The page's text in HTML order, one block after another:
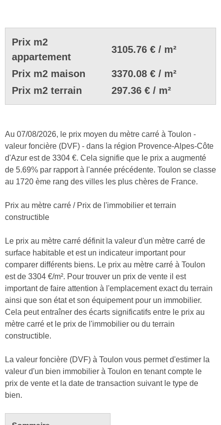
Prix m2
appartement
3105.76 € / m²
Prix m2 maison
3370.08 € / m²
Prix m2 terrain
297.36 € / m²
Au 07/08/2026, le prix moyen du mètre carré à Toulon -
valeur foncière (DVF) - dans la région Provence-Alpes-Côte
d'Azur est de 3304 €. Cela signifie que le prix a augmenté
de 5.69% par rapport à l'année précédente. Toulon se classe
au 1720 ème rang des villes les plus chères de France.
Prix au mètre carré / Prix de l'immobilier et terrain
constructible
Le prix au mètre carré définit la valeur d'un mètre carré de
surface habitable et est un indicateur important pour
comparer différents biens. Le prix au mètre carré à Toulon
est de 3304 €/m². Pour trouver un prix de vente il est
important de faire attention à l'emplacement exact du terrain
ainsi que son état et son équipement pour un immobilier.
Cela peut entraîner des écarts significatifs entre le prix au
mètre carré et le prix de l'immobilier ou du terrain
constructible.
La valeur foncière (DVF) à Toulon vous permet d'estimer la
valeur d'un bien immobilier à Toulon en tenant compte le
prix de vente et la date de transaction suivant le type de
bien.